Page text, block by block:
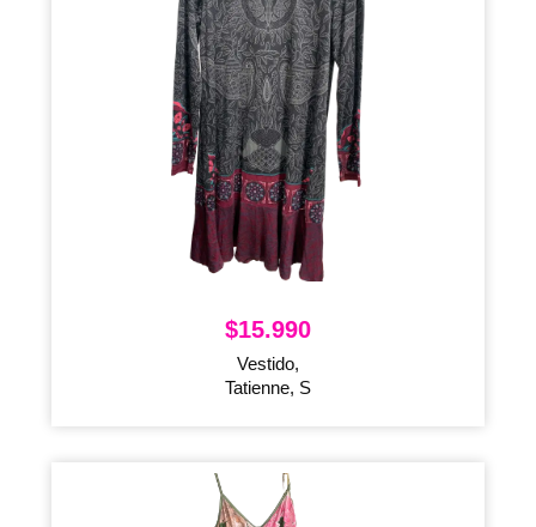
$15.990
Vestido,
Tatienne, S